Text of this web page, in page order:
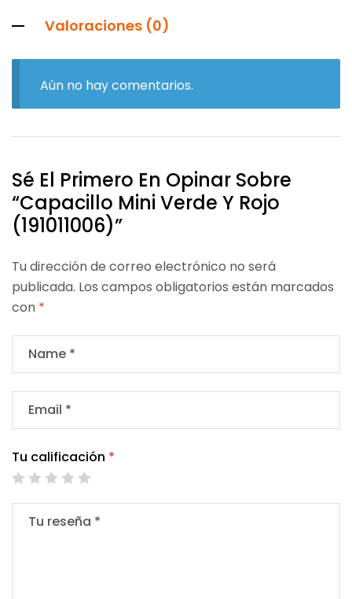
Valoraciones (0)
Aún no hay comentarios.
Sé El Primero En Opinar Sobre
“Capacillo Mini Verde Y Rojo
(191011006)”
Tu dirección de correo electrónico no será
publicada. Los campos obligatorios están marcados
con *
Tu calificación *